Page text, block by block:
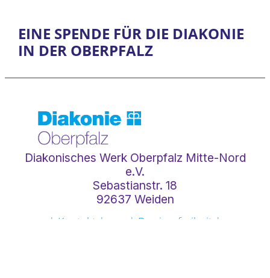
EINE SPENDE FÜR DIE DIAKONIE
IN DER OBERPFALZ
Diakonisches Werk Oberpfalz Mitte-Nord
e.V.
Sebastianstr. 18
92637 Weiden
| Kontakt |
| Barrierefreiheit |